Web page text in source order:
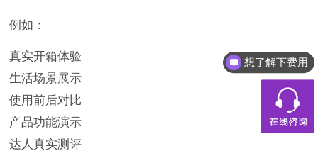
例如：
真实开箱体验
生活场景展示
使用前后对比
产品功能演示
达人真实测评
想了解下费用
都有什么服务